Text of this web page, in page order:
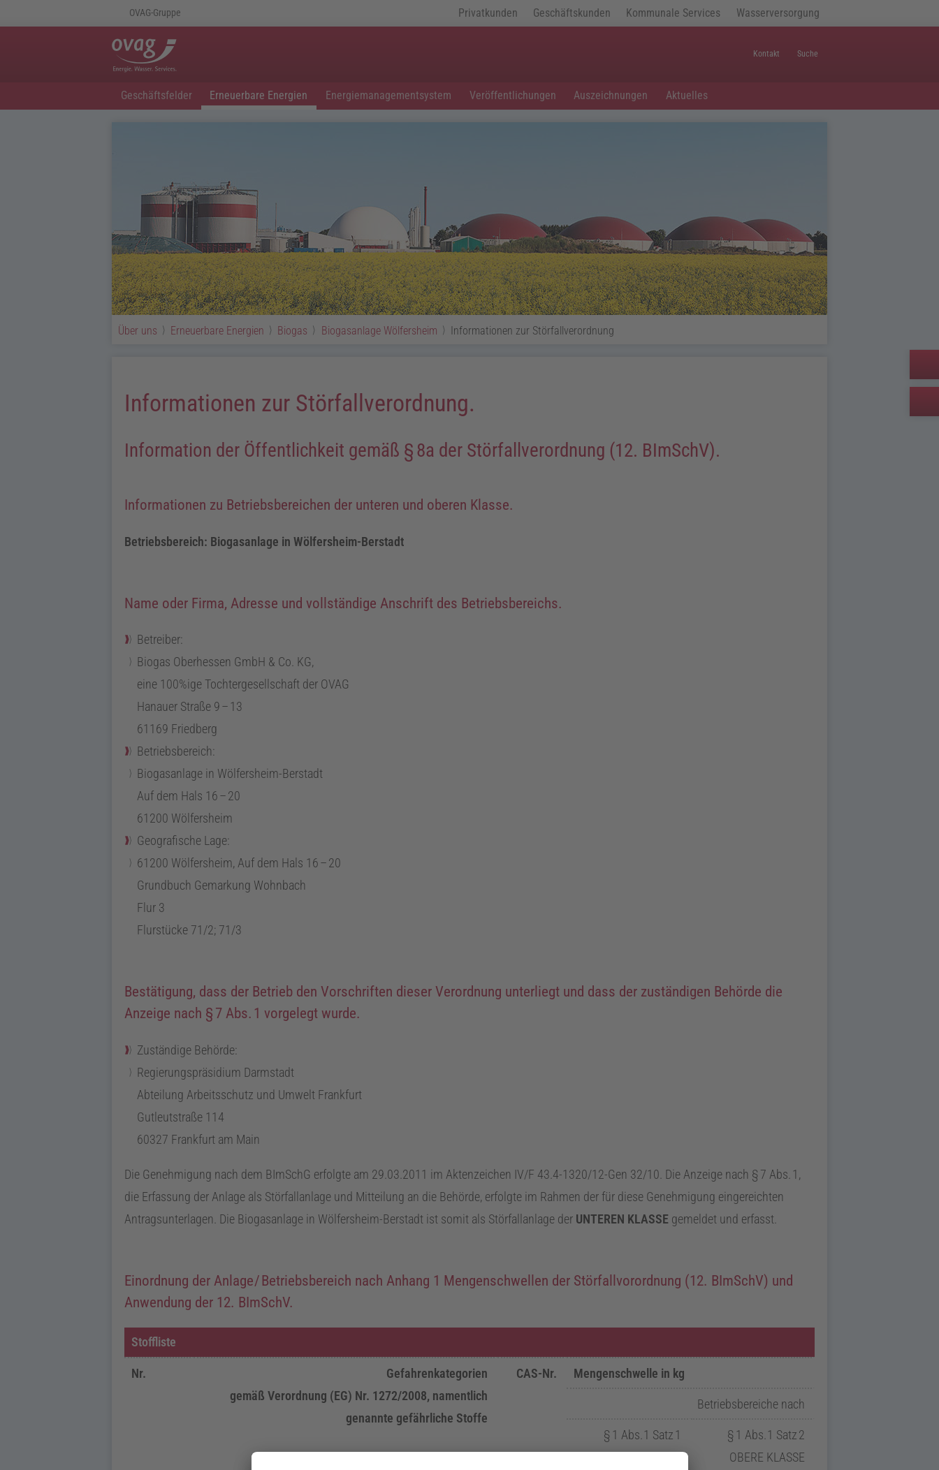
OVAG-Gruppe Privatkunden Geschäftskunden Kommunale Services Wasserversorgung
Geschäftsfelder Erneuerbare Energien Energiemanagementsystem Veröffentlichungen Auszeichnungen Aktuelles
Kontakt Suche
Über uns Erneuerbare Energien Biogas Biogasanlage Wölfersheim Informationen zur Störfallverordnung
Informationen zur Störfallverordnung.
Information der Öffentlichkeit gemäß §8a der Störfallverordnung (12. BImSchV).
Informationen zu Betriebsbereichen der unteren und oberen Klasse.
Betriebsbereich: Biogasanlage in Wölfersheim-Berstadt
Name oder Firma, Adresse und vollständige Anschrift des Betriebsbereichs.
Betreiber:
Biogas Oberhessen GmbH & Co. KG,
eine 100%ige Tochtergesellschaft der OVAG
Hanauer Straße 9– 13
61169 Friedberg
Betriebsbereich:
Biogasanlage in Wölfersheim-Berstadt
Auf dem Hals 16–20
61200 Wölfersheim
Geografische Lage:
61200 Wölfersheim,Auf dem Hals 16–20
Grundbuch Gemarkung Wohnbach
Flur 3
Flurstücke 71/2; 71/3
Bestätigung, dass der Betrieb den Vorschriften dieser Verordnung unterliegt und dass der zuständigen Behörde die
Anzeige nach § 7 Abs. 1 vorgelegt wurde.
Zuständige Behörde:
Regierungspräsidium Darmstadt
Abteilung Arbeitsschutz und Umwelt Frankfurt
Gutleutstraße 114
60327 Frankfurt am Main
Die Genehmigung nach dem BImSchG erfolgte am 29.03.2011 im Aktenzeichen IV/F 43.4-1320/12-Gen 32/10. Die Anzeige nach §7 Abs. 1 ,
die Erfassung der Anlage als Störfallanlage und Mitteilung an die Behörde, erfolgte im Rahmen der für diese Genehmigung eingereichten
Antragsunterlagen. Die Biogasanlage in Wölfersheim-Berstadt ist somit als Störfallanlage der UNTEREN KLASSE gemeldet und erfasst.
Einordnung der Anlage /Betriebsbereich nach Anhang 1 Mengenschwellen der Störfallvorordnung (12. BImSchV) und
Anwendung der 12. BImSchV.
Stoffliste
Nr.
Gefahrenkategorien
gemäß Verordnung (EG) Nr. 1272/2008, namentlich
genannte gefährliche Stoffe
CAS-Nr. Mengenschwelle in kg
Betriebsbereiche nach
§ 1 Abs. 1 Satz 1
UNTERE KLASSE
§ 1 Abs. 1 Satz2
OBERE KLASSE